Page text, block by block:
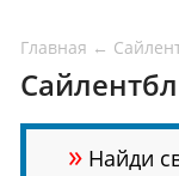
Главная ←
» Найди